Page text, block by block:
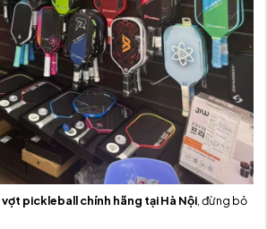
vợt pickleball chính hãng tại Hà Nội , đừng bỏ